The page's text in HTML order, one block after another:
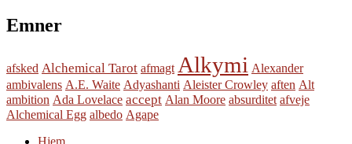
Emner
afsked Alchemical Tarot afmagt Alkymi Alexander
ambivalens A.E. Waite Adyashanti Aleister Crowley aften Alt
ambition Ada Lovelace accept Alan Moore absurditet afveje
Alchemical Egg albedo Agape
Hjem